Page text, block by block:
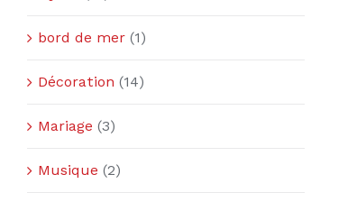
bord de mer (1)
Décoration (14)
Mariage (3)
Musique (2)